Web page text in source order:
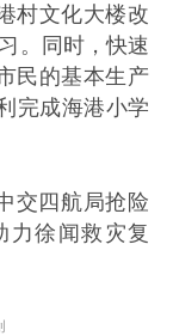
村文化大楼改
。同时，快速
民的基本生产
完成海港小学
交四航局抢险
力徐闻救灾复